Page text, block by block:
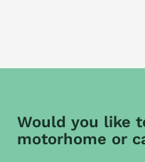
Would you like
motorhome or